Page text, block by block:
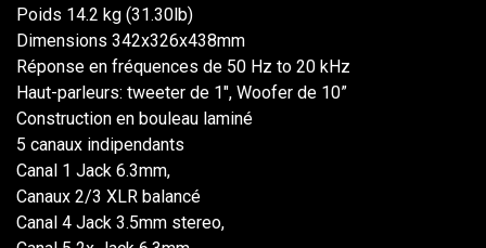
Poids 14.2 kg (31.30lb)
Dimensions 342x326x438mm
Réponse en fréquences de 50 Hz to 20 kHz
Haut-parleurs: tweeter de 1", Woofer de 10”
Construction en bouleau laminé
5 canaux indipendants
Canal 1 Jack 6.3mm,
Canaux 2/3 XLR balancé
Canal 4 Jack 3.5mm stereo,